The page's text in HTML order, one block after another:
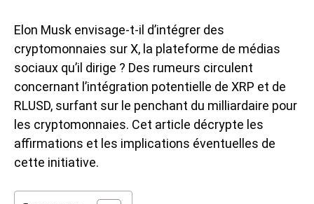
Elon Musk envisage-t-il d’intégrer des
cryptomonnaies sur X, la plateforme de médias
sociaux qu’il dirige ? Des rumeurs circulent
concernant l’intégration potentielle de XRP et de
RLUSD, surfant sur le penchant du milliardaire pour
les cryptomonnaies. Cet article décrypte les
affirmations et les implications éventuelles de
cette initiative.